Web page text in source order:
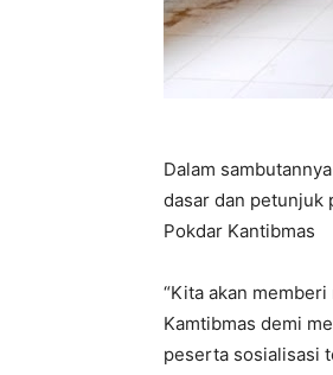
Dalam
dasar dan petunjuk
Pokdar Kantibmas
“Kita akan
Kamtibmas demi
peserta sosialisasi